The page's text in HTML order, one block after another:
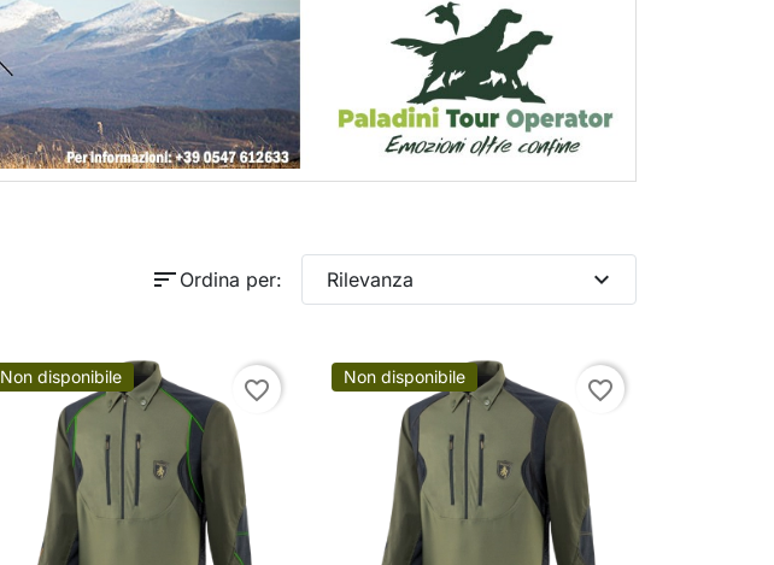
sort Ordina per: Rilevanza expand_more
Non disponibile favorite_border Non disponibile favorite_border